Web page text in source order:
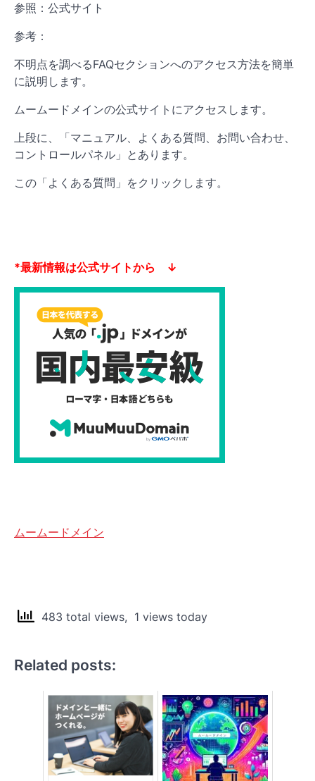
参照：公式サイト
参考：
不明点を調べるFAQセクションへのアクセス方法を簡単
に説明します。
ムームードメインの公式サイトにアクセスします。
上段に、「マニュアル、よくある質問、お問い合わせ、
コントロールパネル」とあります。
この「よくある質問」をクリックします。
*最新情報は公式サイトから ↓
ムームードメイン
483 total views, 1 views today
Related posts: